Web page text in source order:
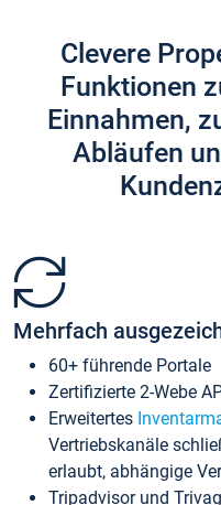
Clevere
Funktionen
Einnahmen,
Abläufen
Mehrfach
60+ führende Portale
Zertifizierte 2-Webe
Erweitertes
Vertriebskanäle
erlaubt, abhängige
Tripadvisor und